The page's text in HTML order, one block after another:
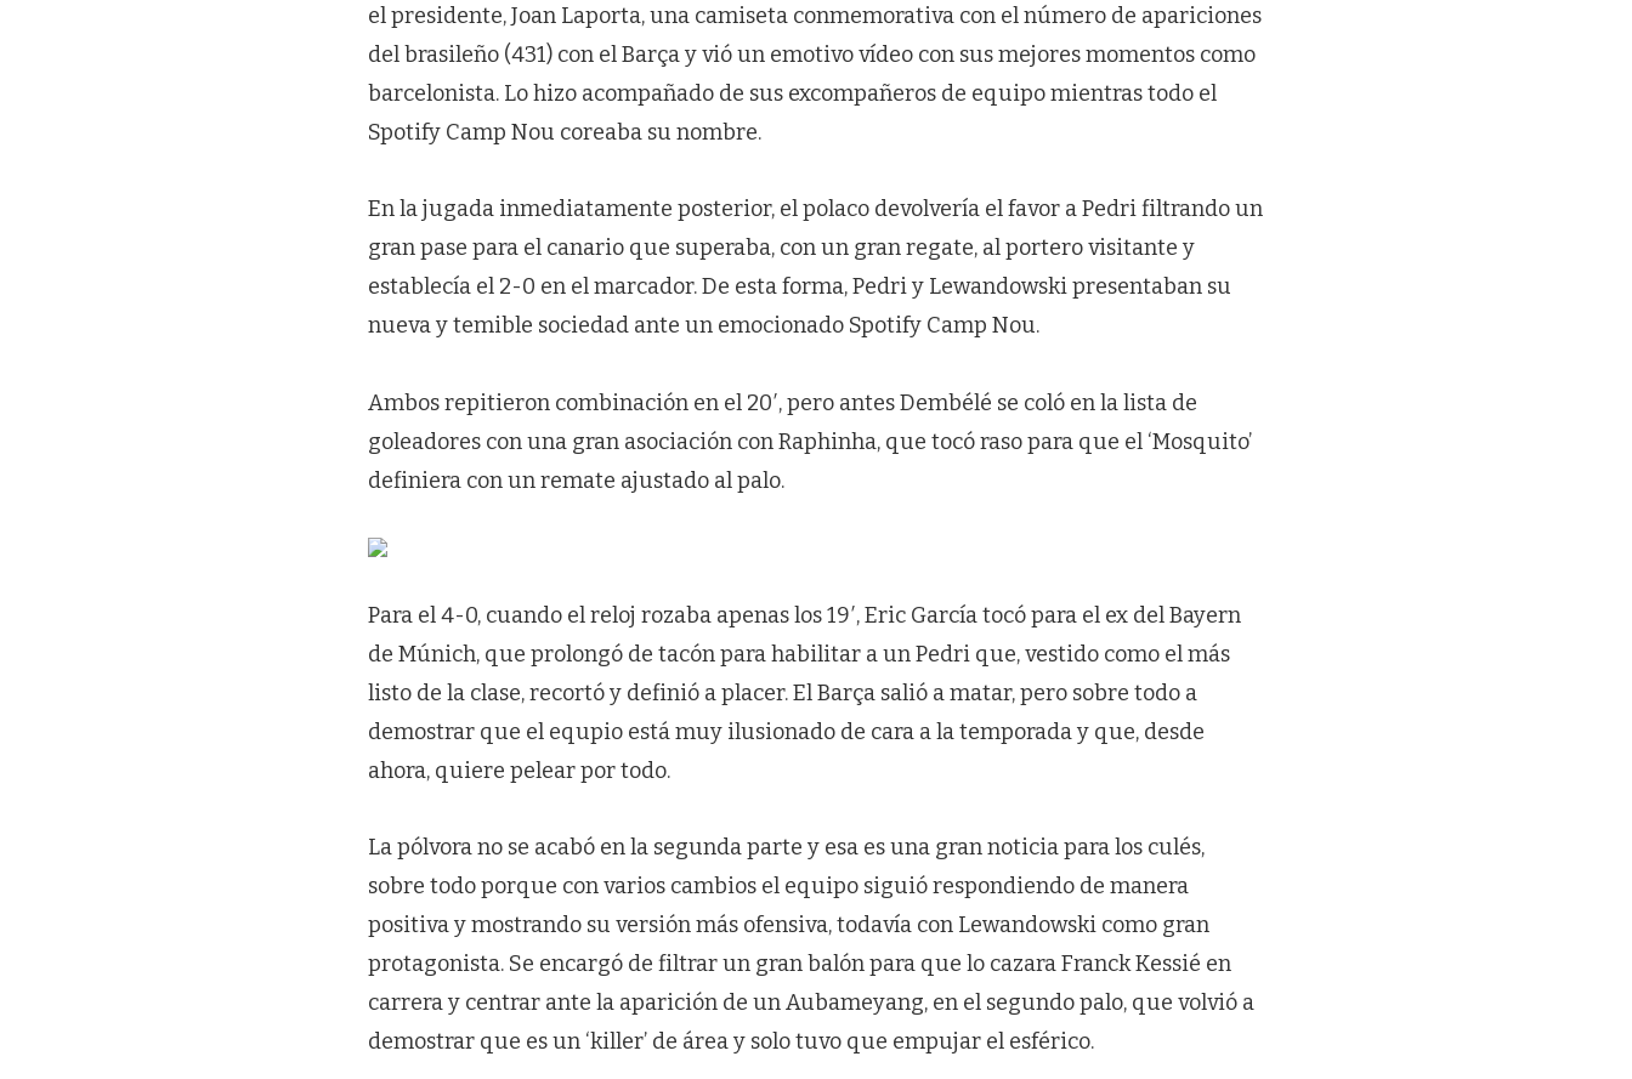
el presidente, Joan Laporta, una camiseta conmemorativa con el número de apariciones
del brasileño (431) con el Barça y vió un emotivo vídeo con sus mejores momentos como
barcelonista. Lo hizo acompañado de sus excompañeros de equipo mientras todo el
Spotify Camp Nou coreaba su nombre.
En la jugada inmediatamente posterior, el polaco devolvería el favor a Pedri filtrando un
gran pase para el canario que superaba, con un gran regate, al portero visitante y
establecía el 2-0 en el marcador. De esta forma, Pedri y Lewandowski presentaban su
nueva y temible sociedad ante un emocionado Spotify Camp Nou.
Ambos repitieron combinación en el 20′, pero antes Dembélé se coló en la lista de
goleadores con una gran asociación con Raphinha, que tocó raso para que el ‘Mosquito’
definiera con un remate ajustado al palo.
Para el 4-0, cuando el reloj rozaba apenas los 19′, Eric García tocó para el ex del Bayern
de Múnich, que prolongó de tacón para habilitar a un Pedri que, vestido como el más
listo de la clase, recortó y definió a placer. El Barça salió a matar, pero sobre todo a
demostrar que el equpio está muy ilusionado de cara a la temporada y que, desde
ahora, quiere pelear por todo.
La pólvora no se acabó en la segunda parte y esa es una gran noticia para los culés,
sobre todo porque con varios cambios el equipo siguió respondiendo de manera
positiva y mostrando su versión más ofensiva, todavía con Lewandowski como gran
protagonista. Se encargó de filtrar un gran balón para que lo cazara Franck Kessié en
carrera y centrar ante la aparición de un Aubameyang, en el segundo palo, que volvió a
demostrar que es un ‘killer’ de área y solo tuvo que empujar el esférico.